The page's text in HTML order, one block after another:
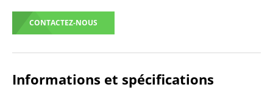
CONTACTEZ-NOUS
Informations et spécifications